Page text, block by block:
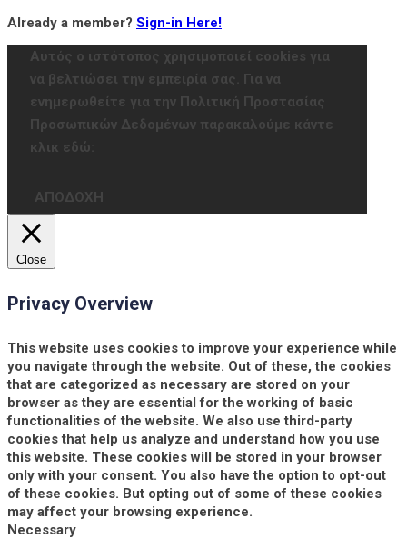
Already a member? Sign-in Here!
Αυτός ο ιστότοπος χρησιμοποιεί cookies για
να βελτιώσει την εμπειρία σας. Για να
ενημερωθείτε για την Πολιτική Προστασίας
Προσωπικών Δεδομένων παρακαλούμε κάντε
κλικ εδώ:
ΑΠΟΔΟΧΗ
Close
Privacy Overview
This website uses cookies to improve your experience while
you navigate through the website. Out of these, the cookies
that are categorized as necessary are stored on your
browser as they are essential for the working of basic
functionalities of the website. We also use third-party
cookies that help us analyze and understand how you use
this website. These cookies will be stored in your browser
only with your consent. You also have the option to opt-out
of these cookies. But opting out of some of these cookies
may affect your browsing experience.
Necessary